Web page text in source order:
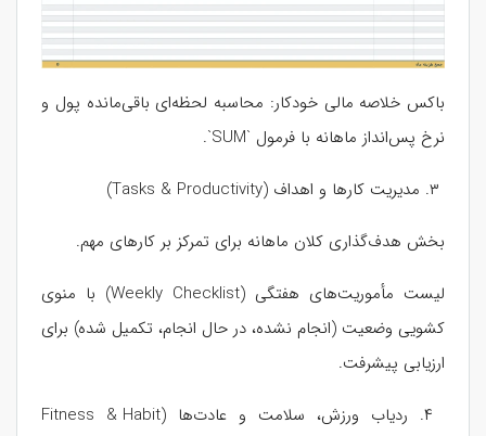
باکس خلاصه مالی خودکار: محاسبه لحظه‌ای باقی‌مانده پول و
نرخ پس‌انداز ماهانه با فرمول `SUM`.
بخش هدف‌گذاری کلان ماهانه برای تمرکز بر کارهای مهم.
لیست مأموریت‌های هفتگی (Weekly Checklist) با منوی
کشویی وضعیت (انجام نشده، در حال انجام، تکمیل شده) برای
ارزیابی پیشرفت.
۴. ردیاب ورزش، سلامت و عادت‌ها (Fitness & Habit